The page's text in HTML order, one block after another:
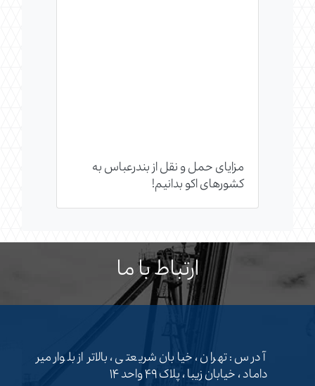
مزایای حمل و نقل از بندرعباس به
کشورهای اکو بدانیم!
ارتباط با ما
آدرس : تهران ، خیابان شریعتی ، بالاتر از بلوار میر
داماد ، خیابان زیبا ، پلاک ۴۹ واحد ۱۴